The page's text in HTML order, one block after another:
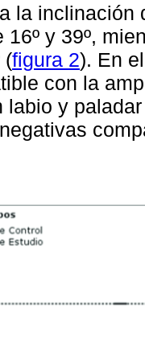
la
16º y 39º,
(figura 2). En
con la
labio y